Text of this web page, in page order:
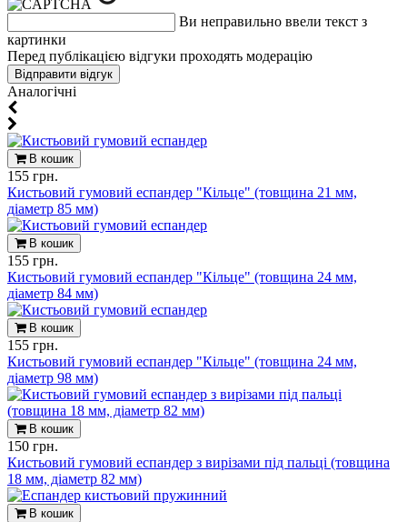
Ви неправильно ввели текст з
картинки
Перед публікацією відгуки проходять модерацію
Aналогічні
В кошик
155 грн.
Кистьовий гумовий еспандер "Кільце" (товщина 21 мм,
діаметр 85 мм)
В кошик
155 грн.
Кистьовий гумовий еспандер "Кільце" (товщина 24 мм,
діаметр 84 мм)
В кошик
155 грн.
Кистьовий гумовий еспандер "Кільце" (товщина 24 мм,
діаметр 98 мм)
В кошик
150 грн.
Кистьовий гумовий еспандер з вирізами під пальці (товщина
18 мм, діаметр 82 мм)
В кошик